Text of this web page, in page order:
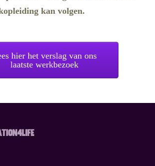
kan volgen.
hier het verslag van ons
laatste werkbezoek